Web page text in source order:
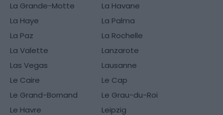
La Grande-Motte
La Havane
La Haye
La Palma
La Paz
La Rochelle
La Valette
Lanzarote
Las Vegas
Lausanne
Le Caire
Le Cap
Le Grand-Bornand
Le Grau-du-Roi
Le Havre
Leipzig